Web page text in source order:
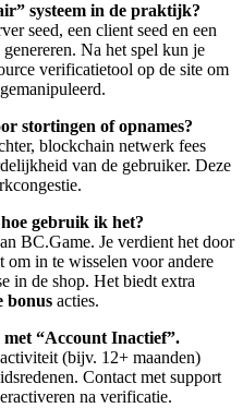
systeem in de praktijk?
seed, een client seed en een
Na het spel kun je
verificatietool op de site om
stortingen of opnames?
blockchain netwerk fees
van de gebruiker. Deze
gebruik ik het?
BC.Game. Je verdient het door
in te wisselen voor andere
in de shop. Het biedt extra
bonus acties.
“Account Inactief”.
(bijv. 12+ maanden)
Contact met support
na verificatie.